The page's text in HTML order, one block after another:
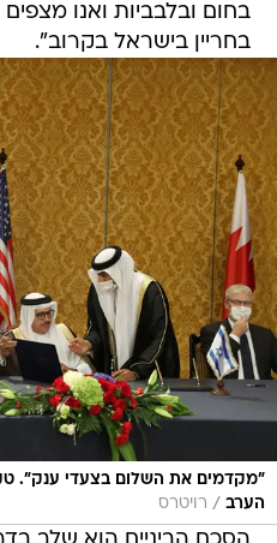
בחום ובלבביות ואנו
בחריין בישראל בקרוב".
"מקדמים את השלום בצעדי ענק".
הערב / רויטרס